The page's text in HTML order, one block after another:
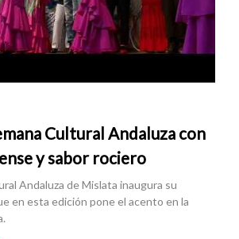
Cultural Andaluza con
y sabor rociero
Andaluza de Mislata inaugura su
en esta edición pone el acento en la